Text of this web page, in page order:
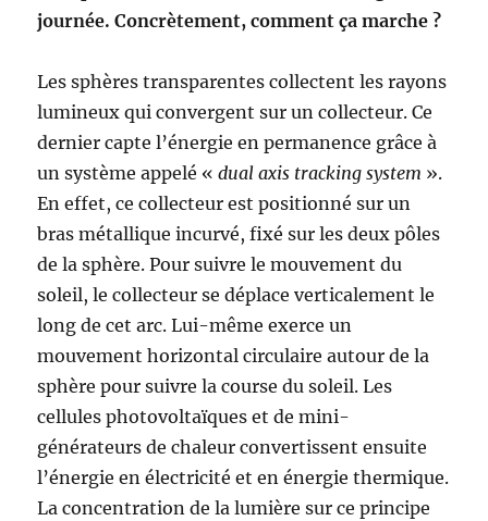
journée. Concrètement, comment ça marche ?
Les sphères transparentes collectent les rayons
lumineux qui convergent sur un collecteur. Ce
dernier capte l’énergie en permanence grâce à
un système appelé «dual axis tracking system ».
En effet, ce collecteur est positionné sur un
bras métallique incurvé, fixé sur les deux pôles
de la sphère. Pour suivre le mouvement du
soleil, le collecteur se déplace verticalement le
long de cet arc. Lui-même exerce un
mouvement horizontal circulaire autour de la
sphère pour suivre la course du soleil. Les
cellules photovoltaïques et de mini-
générateurs de chaleur convertissent ensuite
l’énergie en électricité et en énergie thermique.
La concentration de la lumière sur ce principe